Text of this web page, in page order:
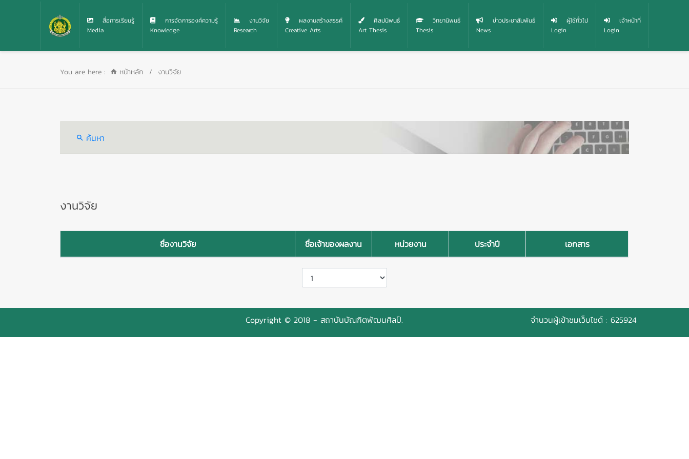
สื่อการเรียนรู้
Media
การจัดการองค์ความรู้
Knowledge
งานวิจัย
Research
ผลงานสร้างสรรค์
Creative Arts
ศิลปนิพนธ์
Art Thesis
วิทยานิพนธ์
Thesis
ข่าวประชาสัมพันธ์
News
ผู้ใช้ทั่วไป
Login
เจ้าหน้าที่
Login
You are here : หน้าหลัก / งานวิจัย
ค้นหา
งานวิจัย
ชื่องานวิจัย ชื่อเจ้าของผลงาน หน่วยงาน ประจำปี เอกสาร
Copyright © 2018 - สถาบันบัณฑิตพัฒนศิลป์. จำนวนผู้เข้าชมเว็บไซต์ : 625924